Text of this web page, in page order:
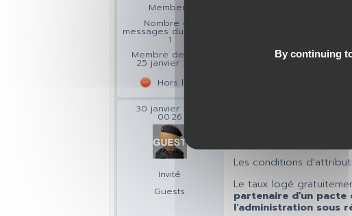
Members
Nombre de
messages du forum :
1
Membre depuis :
25 janvier 2013
Hors ligne
louons un autre
30 janvier 2013
00:26
Invité
Guests
Les conditions
Le taux logé
partenaire d'un pacte
l'administration sous
By continuing